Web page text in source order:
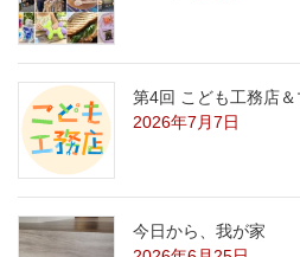
第4回 こども工務店
2026年7月7日
今日から、我が家